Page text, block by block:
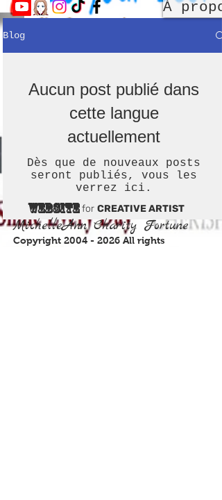
À
Blog
Aucun post publié dans
cette langue
actuellement
Dès que de nouveaux posts
seront publiés, vous les
verrez ici.
WEBSITEforCREATIVE ARTIST
MichelleAnn Charity Fortune
Copyright 2004 - 2026 All rights